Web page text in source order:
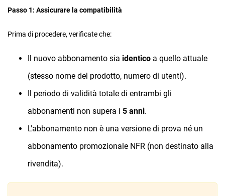
Passo 1: Assicurare la compatibilità
Prima di procedere, verificate che:
Il nuovo abbonamento sia identico a quello attuale
(stesso nome del prodotto, numero di utenti).
Il periodo di validità totale di entrambi gli
abbonamenti non supera i 5 anni.
L'abbonamento non è una versione di prova né un
abbonamento promozionale NFR (non destinato alla
rivendita).